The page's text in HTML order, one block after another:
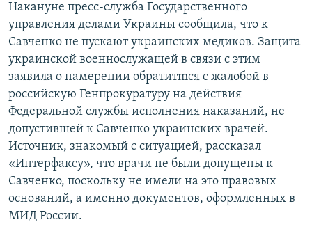
Накануне пресс-служба Государственного
управления делами Украины сообщила, что к
Савченко не пускают украинских медиков. Защита
украинской военнослужащей в связи с этим
заявила о намерении обратитmся с жалобой в
российскую Генпрокуратуру на действия
Федеральной службы исполнения наказаний, не
допустившей к Савченко украинских врачей.
Источник, знакомый с ситуацией, рассказал
«Интерфаксу», что врачи не были допущены к
Савченко, поскольку не имели на это правовых
оснований, а именно документов, оформленных в
МИД России.